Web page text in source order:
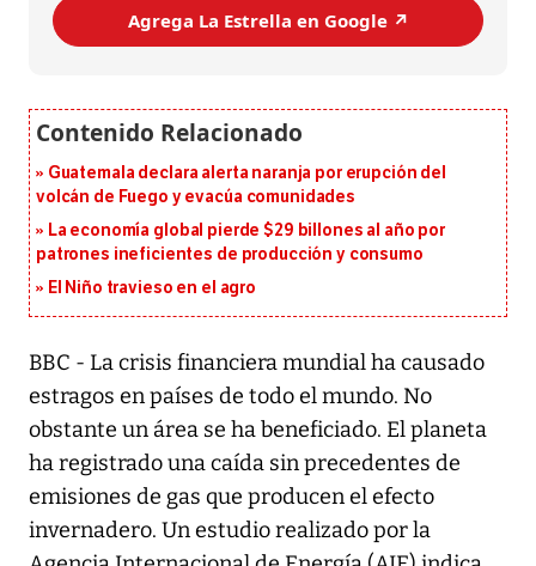
Agrega La Estrella en Google ↗️
Guatemala declara alerta naranja por erupción del
volcán de Fuego y evacúa comunidades
La economía global pierde $29 billones al año por
patrones ineficientes de producción y consumo
El Niño travieso en el agro
BBC - La crisis financiera mundial ha causado
estragos en países de todo el mundo. No
obstante un área se ha beneficiado. El planeta
ha registrado una caída sin precedentes de
emisiones de gas que producen el efecto
invernadero. Un estudio realizado por la